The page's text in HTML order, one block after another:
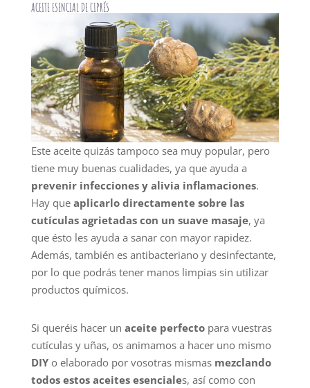
ACEITE ESENCIAL DE CIPRÉS
Este aceite quizás tampoco sea muy popular, pero
tiene muy buenas cualidades, ya que ayuda a
prevenir infecciones y alivia inflamaciones.
Hay que aplicarlo directamente sobre las
cutículas agrietadas con un suave masaje, ya
que ésto les ayuda a sanar con mayor rapidez.
Además, también es antibacteriano y desinfectante,
por lo que podrás tener manos limpias sin utilizar
productos químicos.
Si queréis hacer un aceite perfectopara vuestras
cutículas y uñas, os animamos a hacer uno mismo
DIYo elaborado por vosotras mismas mezclando
todos estos aceites esenciales, así como con